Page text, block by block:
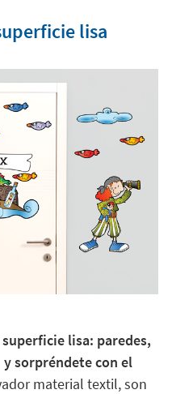
lisa
lisa: paredes,
sorpréndete con el
material textil, son